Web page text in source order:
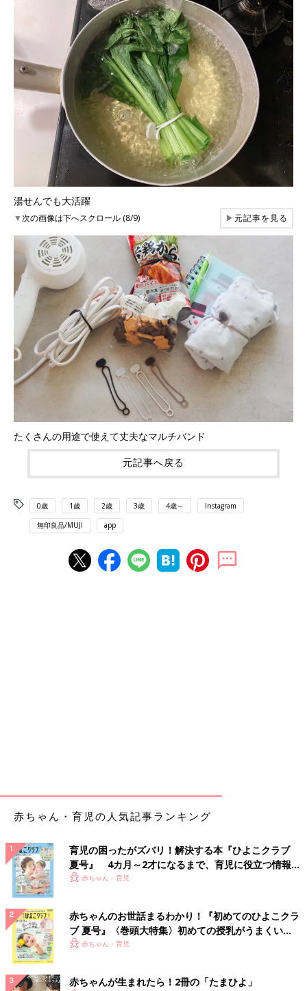
湯せんでも大活躍
▼次の画像は下へスクロール (8/9) ▶元記事を見る
たくさんの用途で使えて丈夫なマルチバンド
元記事へ戻る
0歳 1歳 2歳 3歳 4歳～ Instagram
無印良品/MUJI app
赤ちゃん・育児の人気記事ランキング
育児の困ったがズバリ！解決する本『ひよこクラブ
夏号』 4カ月～2才になるまで、育児に役立つ情報が
いっぱい！
赤ちゃん・育児
赤ちゃんのお世話まるわかり！『初めてのひよこクラ
ブ 夏号』〈巻頭大特集〉初めての授乳がうまくい
く！ おっぱい・ミルクの基本と夏のトラブル 解決テ
赤ちゃん・育児
赤ちゃんが生まれたら！2冊の「たまひよ」